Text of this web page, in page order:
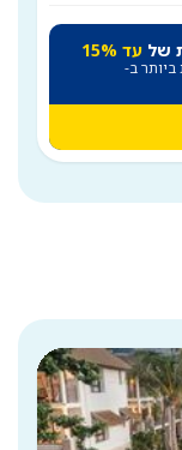
שלעד 15%
ב-